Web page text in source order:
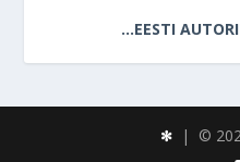
…EESTI
✻| ©